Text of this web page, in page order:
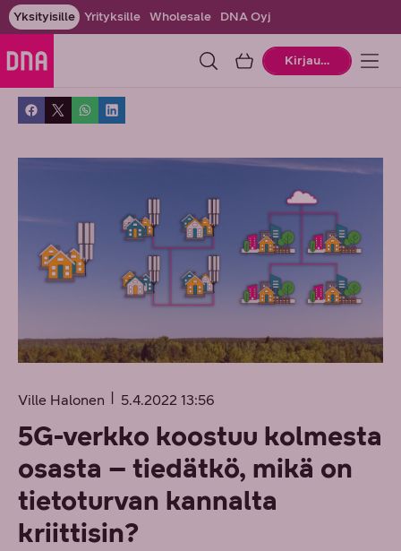
Yksityisille Yrityksille Wholesale DNA Oyj
OstoskoriKirjaudu
Ville Halonen 5.4.2022 13:56
5G-verkko koostuu kolmesta
osasta – tiedätkö, mikä on
tietoturvan kannalta
kriittisin?